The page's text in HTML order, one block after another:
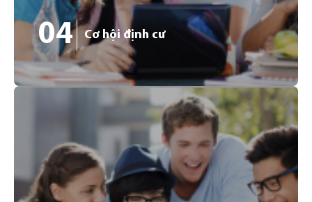
nghiệp Đại học sẽ được ở lại 18 tháng để tìm việc làm.
04 Cơ hội định cư
04
Đức là một trong số các quốc gia có chính sách định cư